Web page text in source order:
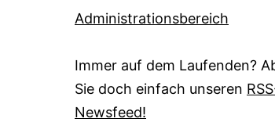
Administrationsbereich
Immer auf dem Laufenden?
Sie doch einfach unseren
Newsfeed!